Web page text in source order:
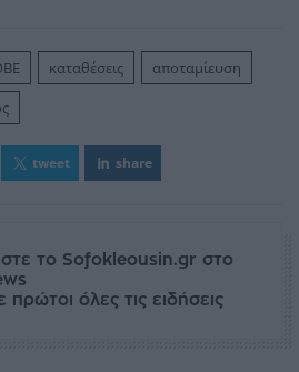
καταθέσεις
αποταμίευση
tweet share
το Sofokleousin.gr στο
πρώτοι όλες τις ειδήσεις